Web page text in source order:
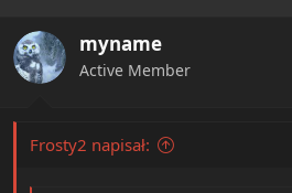
myname
Active Member
Frosty2 napisał: